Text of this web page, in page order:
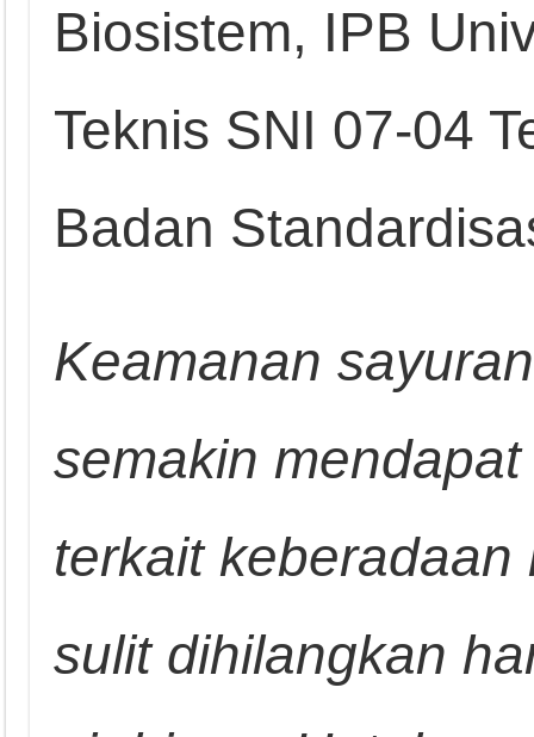
Biosistem, IPB
Teknis SNI 07-04
Badan
Keamanan
semakin
terkait
sulit dihilangkan